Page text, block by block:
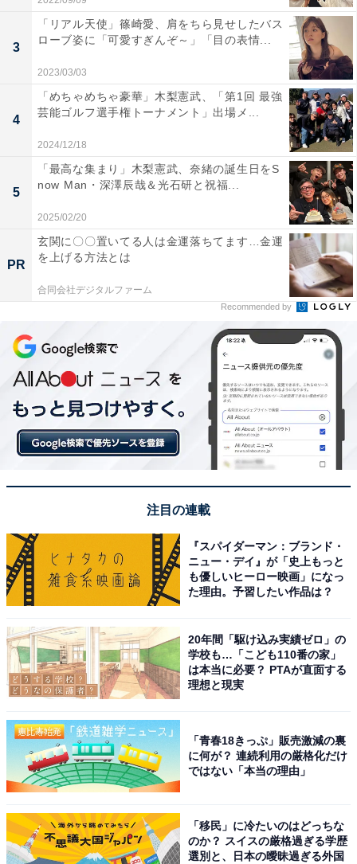
3
「リアル天使」篠崎愛、肩をちら見せしたバス
ローブ姿に「可愛すぎんぞ～」「目の表情...
2023/03/03
4
「めちゃめちゃ豪華」木梨憲武、「第1回 最強
芸能ゴルフ選手権トーナメント」出場メ...
2024/12/18
5
「最高な集まり」木梨憲武、奈緒の誕生日をS
now Man・深澤辰哉＆光石研と祝福...
2025/02/20
PR
玄関に〇〇置いてる人は金運落ちてます…金運
を上げる方法とは
合同会社デジタルファーム
Recommended by
注目の連載
『スパイダーマン：ブランド・
ニュー・デイ』が「史上もっと
も優しいヒーロー映画」になっ
た理由。予習したい作品は？
20年間「駆け込み実績ゼロ」の
学校も…「こども110番の家」
は本当に必要？ PTAが直面する
理想と現実
「青春18きっぷ」販売激減の裏
に何が？ 連続利用の厳格化だけ
ではない「本当の理由」
「移民」に冷たいのはどっちな
のか？ スイスの厳格過ぎる学歴
選別と、日本の曖昧過ぎる外国